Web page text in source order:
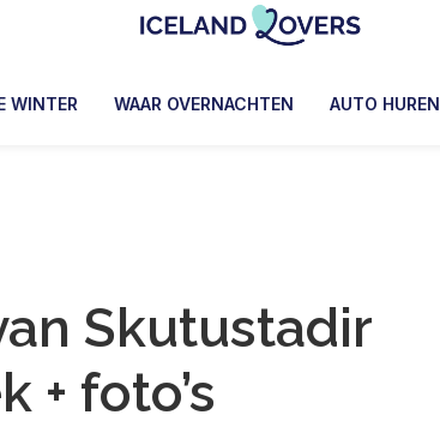
Blog
WINTER WAAR OVERNACHTEN AUTO HUREN
Skutustadir
+ foto’s